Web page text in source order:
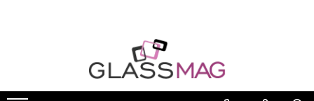
Seturi usi pivotante